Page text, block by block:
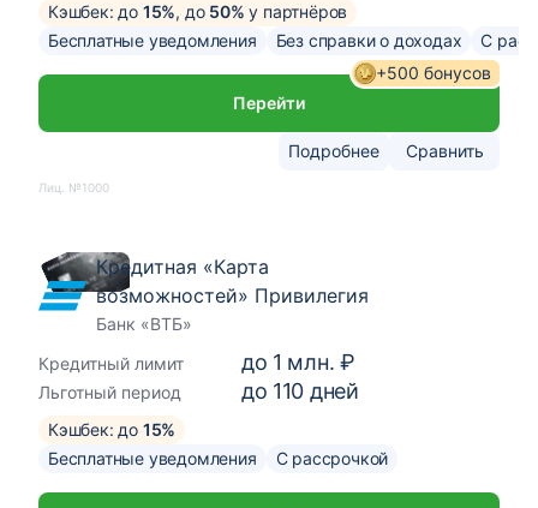
Кэшбек: до 15%, до 50% у партнёров
Бесплатные уведомления
Без справки о доходах С
Подробнее Сравнить
+500 бонусов
Перейти
Лиц. №1000
Кредитная «Карта
возможностей» Привилегия
Банк «ВТБ»
Кредитный лимит
до 1 млн. ₽
Льготный период до 110 дней
Кэшбек: до 15%
Бесплатные уведомления
С рассрочкой